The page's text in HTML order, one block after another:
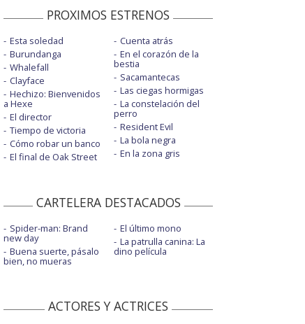
PROXIMOS ESTRENOS
Esta soledad
Burundanga
Whalefall
Clayface
Hechizo: Bienvenidos
a Hexe
El director
Tiempo de victoria
Cómo robar un banco
El final de Oak Street
Cuenta atrás
En el corazón de la
bestia
Sacamantecas
Las ciegas hormigas
La constelación del
perro
Resident Evil
La bola negra
En la zona gris
CARTELERA DESTACADOS
Spider-man: Brand
new day
Buena suerte, pásalo
bien, no mueras
El último mono
La patrulla canina: La
dino película
ACTORES Y ACTRICES